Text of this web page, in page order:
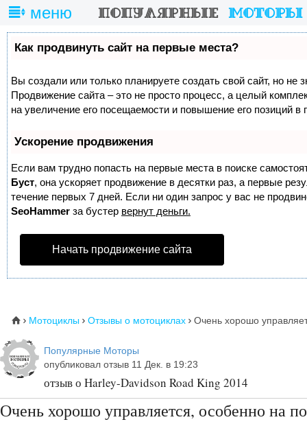
меню
Как продвинуть сайт на первые места?
Вы создали или только планируете создать свой сайт, но не
Продвижение сайта – это не просто процесс, а целый
на увеличение его посещаемости и повышение его позиций в
Ускорение продвижения
Если вам трудно попасть на первые места в поиске
Буст, она ускоряет продвижение в десятки раз, а первые
течение первых 7 дней. Если ни один запрос у вас не
SeoHammer за бустер вернут деньги.
Начать продвижение сайта
⌂  Мотоциклы  Отзывы о мотоциклах  Очень хорошо
Популярные Моторы
опубликовал отзыв 11 Дек. в 19:23
отзыв о Harley-Davidson Road King 2014
Очень хорошо управляется, особенно на